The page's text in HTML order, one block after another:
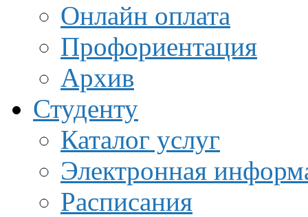
Онлайн оплата
Профориентация
Архив
Студенту
Каталог услуг
Электронная
Расписания